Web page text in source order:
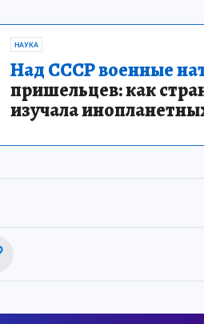
НАУКА
Над СССР военные
пришельцев: как
изучала